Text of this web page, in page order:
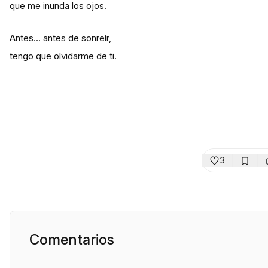
que me inunda los ojos.
Antes… antes de sonreír,
tengo que olvidarme de ti.
3
Comentarios